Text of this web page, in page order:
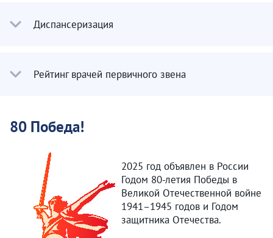
Диспансеризация
Рейтинг врачей первичного звена
80 Победа!
2025 год объявлен в России
Годом 80-летия Победы в
Великой Отечественной войне
1941–1945 годов и Годом
защитника Отечества.